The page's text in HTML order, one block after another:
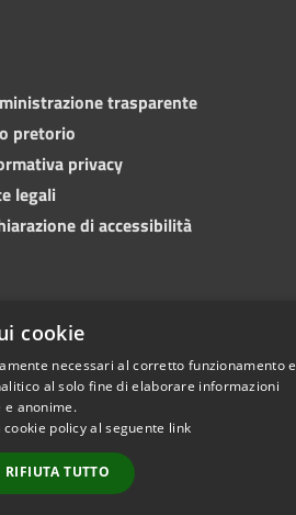
trasparente
pretorio
privacy
legali
di accessibilità
cookie
necessari al corretto funzionamento e
al solo fine di elaborare informazioni
e anonime.
policy al seguente link
RIFIUTA TUTTO